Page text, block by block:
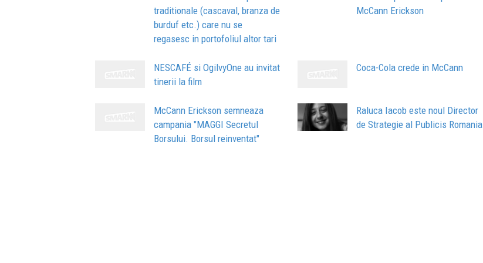
traditionale (cascaval, branza de
burduf etc.) care nu se
regasesc in portofoliul altor tari
McCann Erickson
NESCAFÉ si OgilvyOne au invitat
tinerii la film
Coca-Cola crede in McCann
McCann Erickson semneaza
campania "MAGGI Secretul
Borsului. Borsul reinventat"
Raluca Iacob este noul Director
de Strategie al Publicis Romania